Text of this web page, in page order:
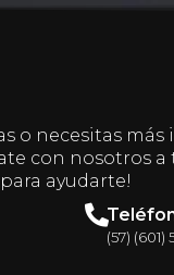
o necesitas
con nosotros a
ayudarte!
(57) (601)